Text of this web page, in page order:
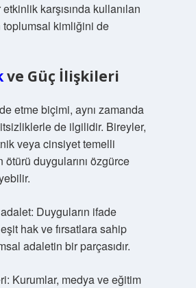
karşısında kullanılan
kimliğini de
ve Güç İlişkileri
etme biçimi, aynı zamanda
de ilgilidir. Bireyler,
veya cinsiyet temelli
ötürü duygularını özgürce
Duyguların ifade
hak ve fırsatlara sahip
adaletin bir parçasıdır.
Kurumlar, medya ve eğitim